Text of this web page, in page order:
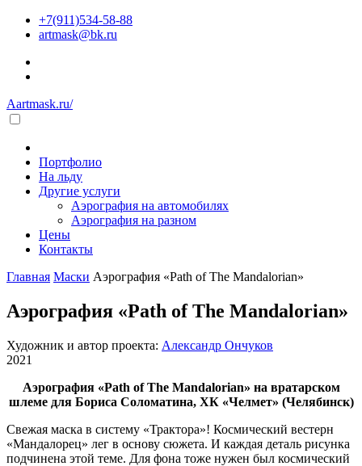
+7(911)534-58-88
artmask@bk.ru
Aartmask.ru/
Портфолио
На льду
Другие услуги
Аэрография на автомобилях
Аэрография на разном
Цены
Контакты
Главная Маски Аэрография «Path of The Mandalorian»
Аэрография «Path of The Mandalorian»
Художник и автор проекта: Александр Ончуков
2021
Аэрография «Path of The Mandalorian» на вратарском
шлеме для Бориса Соломатина, ХК «Челмет» (Челябинск)
Свежая маска в систему «Трактора»! Космический вестерн
«Мандалорец» лег в основу сюжета. И каждая деталь рисунка
подчинена этой теме. Для фона тоже нужен был космический